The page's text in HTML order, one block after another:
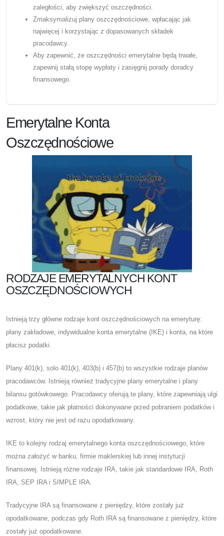
zaległości, aby zwiększyć oszczędności.
Zmaksymalizuj plany oszczędnościowe, wpłacając jak
najwięcej i korzystając z dopasowanych składek
pracodawcy.
Aby zapewnić, że oszczędności emerytalne będą trwałe,
zapewnij stałą stopę wypłaty i zasięgnij porady doradcy
finansowego.
Emerytalne Konta
Oszczędnościowe
RODZAJE EMERYTALNYCH KONT
OSZCZĘDNOŚCIOWYCH
Istnieją trzy główne rodzaje kont oszczędnościowych na emeryturę:
plany zakładowe, indywidualne konta emerytalne (IKE) i konta, na które
płacisz podatki.
Plany 401(k), solo 401(k), 403(b) i 457(b) to wszystkie rodzaje planów
pracodawców. Istnieją również tradycyjne plany emerytalne i plany
bilansu gotówkowego. Pracodawcy oferują te plany, które zapewniają ulgi
podatkowe, takie jak płatności dokonywane przed pobraniem podatków i
wzrost, który nie jest od razu opodatkowany.
IKE to kolejny rodzaj emerytalnego konta oszczędnościowego, które
można założyć w banku, firmie maklerskiej lub innej instytucji
finansowej. Istnieją różne rodzaje IRA, takie jak standardowe IRA, Roth
IRA, SEP IRA i SIMPLE IRA.
Tradycyjne IRA są finansowane z pieniędzy, które zostały już
opodatkowane, podczas gdy Roth IRA są finansowane z pieniędzy, które
zostały już opodatkowane.